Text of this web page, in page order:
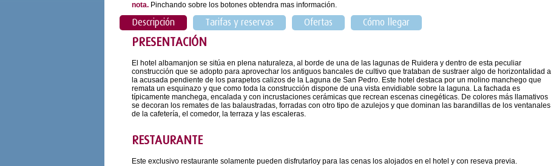
nota. Pinchando sobre los botones obtendra mas información.
Descripción Tarifas y reservas Ofertas Cómo llegar
PRESENTACIÓN
El hotel albamanjon se sitúa en plena naturaleza, al borde de una de las lagunas de Ruidera y dentro de esta peculiar
construcción que se adopto para aprovechar los antiguos bancales de cultivo que trataban de sustraer algo de horizontalidad a
la acusada pendiente de los parapetos calizos de la Laguna de San Pedro. Este hotel destaca por un molino manchego que
remata un esquinazo y que como toda la construcción dispone de una vista envidiable sobre la laguna. La fachada es
típicamente manchega, encalada y con incrustaciones cerámicas que recrean escenas cinegéticas. De colores más llamativos
se decoran los remates de las balaustradas, forradas con otro tipo de azulejos y que dominan las barandillas de los ventanales
de la cafetería, el comedor, la terraza y las escaleras.
RESTAURANTE
Este exclusivo restaurante solamente pueden disfrutarloy para las cenas los alojados en el hotel y con reseva previa.